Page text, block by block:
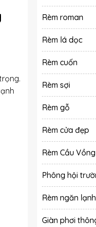
Rèm roman
Rèm lá dọc
Rèm cuốn
Rèm sợi
Rèm gỗ
Rèm cửa đẹp
Rèm Cầu Vồng
Phông hội
Rèm ngăn lạnh
Giàn phơi